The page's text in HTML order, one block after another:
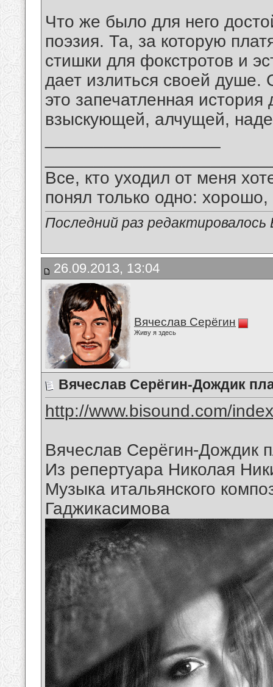
Что же было для него
поэзия. Та, за которую
стишки для фокстротов и
дает излиться своей
это запечатленная
взыскующей, алчущей,
Все, кто уходил от меня
понял только одно:
Последний раз
26.09.2013, 13:04
Вячеслав Серёгин
Живу я здесь
Вячеслав Серёгин-Дождик
http://www.bisound.com/
Вячеслав Серёгин-Дождик
Из репертуара Николая
Музыка итальянского
Гаджикасимова